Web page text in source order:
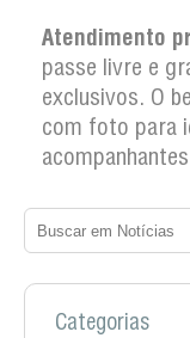
Atendimento
passe livre e
exclusivos. O
com foto para
Categorias